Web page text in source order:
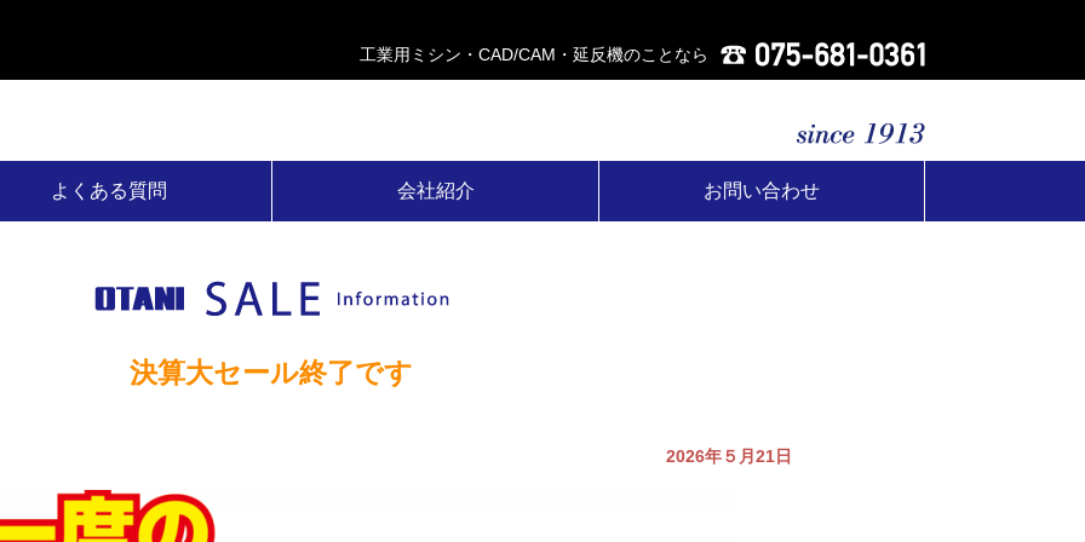
工業用ミシン・CAD/CAM・延反機のことなら
よくある質問 会社紹介 お問い合わせ
決算大セール終了です
2026年５月21日